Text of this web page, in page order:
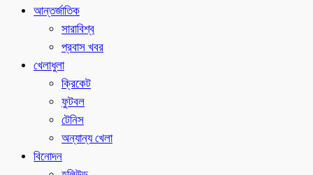
আন্তর্জাতিক
সারাবিশ্ব
প্রবাস খবর
খেলাধুলা
ক্রিকেট
ফুটবল
টেনিস
অন্যান্য খেলা
বিনোদন